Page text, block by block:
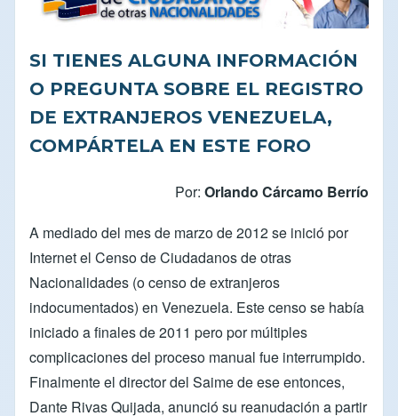
SI TIENES ALGUNA INFORMACIÓN
O PREGUNTA SOBRE EL REGISTRO
DE EXTRANJEROS VENEZUELA,
COMPÁRTELA EN ESTE FORO
Por: Orlando Cárcamo Berrío
A mediado del mes de marzo de 2012 se inició por
Internet el Censo de Ciudadanos de otras
Nacionalidades (o censo de extranjeros
indocumentados) en Venezuela. Este censo se había
iniciado a finales de 2011 pero por múltiples
complicaciones del proceso manual fue interrumpido.
Finalmente el director del Saime de ese entonces,
Dante Rivas Quijada, anunció su reanudación a partir